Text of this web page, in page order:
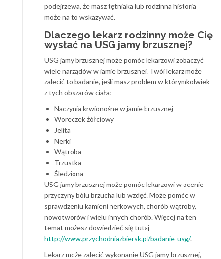
podejrzewa, że ​​masz tętniaka lub rodzinna historia
może na to wskazywać.
Dlaczego lekarz rodzinny może Cię
wysłać na USG jamy brzusznej?
USG jamy brzusznej może pomóc lekarzowi zobaczyć
wiele narządów w jamie brzusznej. Twój lekarz może
zalecić to badanie, jeśli masz problem w którymkolwiek
z tych obszarów ciała:
Naczynia krwionośne w jamie brzusznej
Woreczek żółciowy
Jelita
Nerki
Wątroba
Trzustka
Śledziona
USG jamy brzusznej może pomóc lekarzowi w ocenie
przyczyny bólu brzucha lub wzdęć. Może pomóc w
sprawdzeniu kamieni nerkowych, chorób wątroby,
nowotworów i wielu innych chorób. Więcej na ten
temat możesz dowiedzieć się tutaj
http://www.przychodniazbiersk.pl/badanie-usg/.
Lekarz może zalecić wykonanie USG jamy brzusznej,